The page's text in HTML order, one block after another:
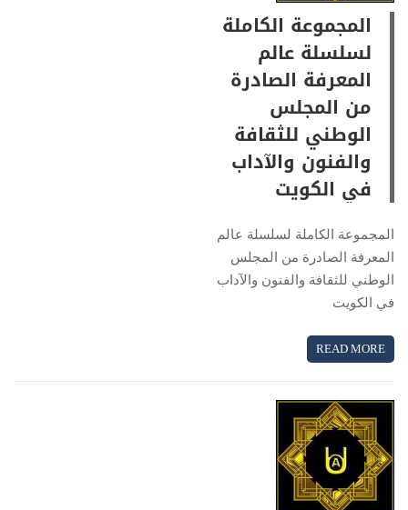
المجموعة الكاملة
لسلسلة عالم
المعرفة الصادرة
من المجلس
الوطني للثقافة
والفنون والآداب
في الكويت
المجموعة الكاملة لسلسلة عالم
المعرفة الصادرة من المجلس
الوطني للثقافة والفنون والآداب
في الكويت
READ MORE